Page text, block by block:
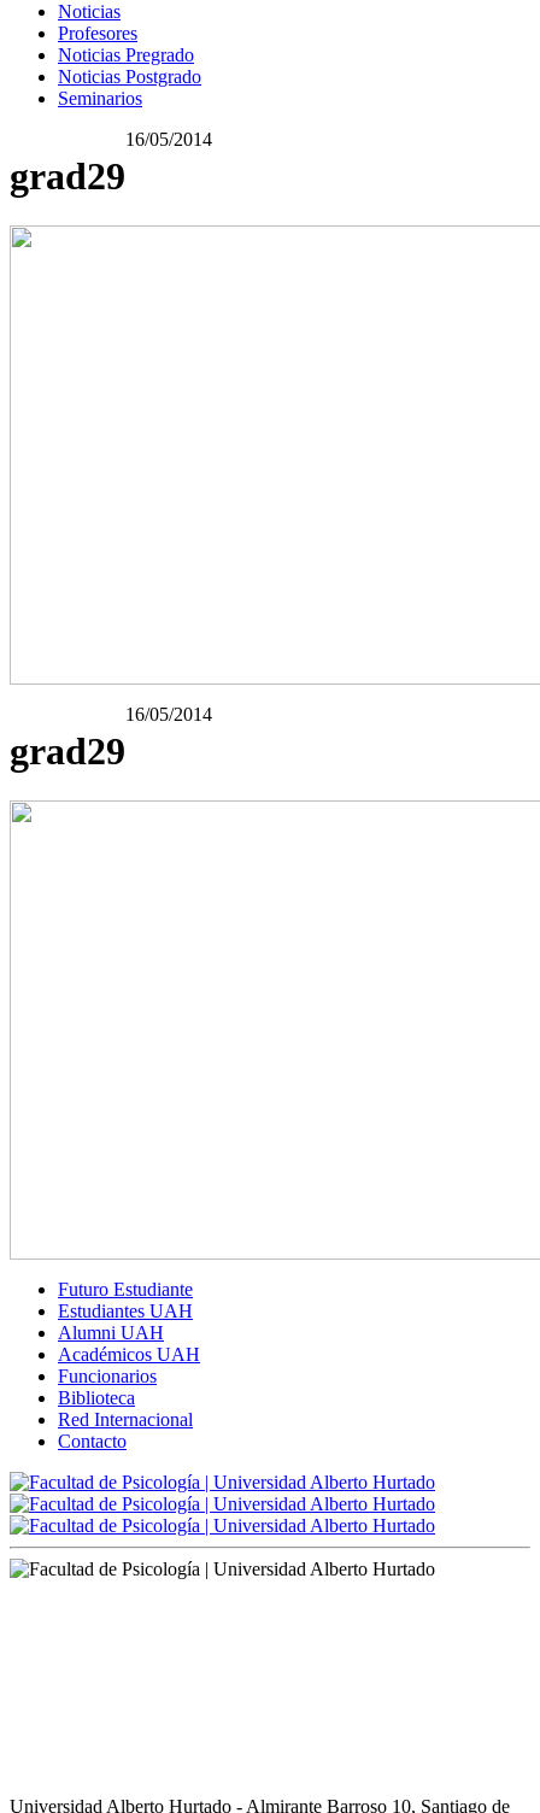
Noticias
Profesores
Noticias Pregrado
Noticias Postgrado
Seminarios
grad29
16/05/2014
grad29
16/05/2014
Futuro Estudiante
Estudiantes UAH
Alumni UAH
Académicos UAH
Funcionarios
Biblioteca
Red Internacional
Contacto
Universidad Alberto Hurtado - Almirante Barroso 10, Santiago de